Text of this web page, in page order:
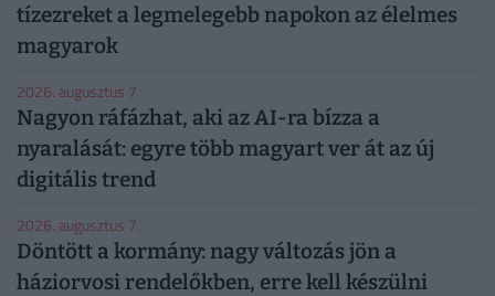
tízezreket a legmelegebb napokon az élelmes
magyarok
2026. augusztus 7.
Nagyon ráfázhat, aki az AI-ra bízza a
nyaralását: egyre több magyart ver át az új
digitális trend
2026. augusztus 7.
Döntött a kormány: nagy változás jön a
háziorvosi rendelőkben, erre kell készülni